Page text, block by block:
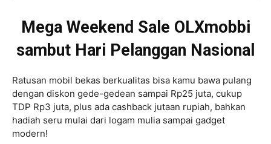
Mega Weekend Sale OLXmobbi
sambut Hari Pelanggan Nasional
Ratusan mobil bekas berkualitas bisa kamu bawa pulang
dengan diskon gede-gedean sampai Rp25 juta, cukup
TDP Rp3 juta, plus ada cashback jutaan rupiah, bahkan
hadiah seru mulai dari logam mulia sampai gadget
modern!